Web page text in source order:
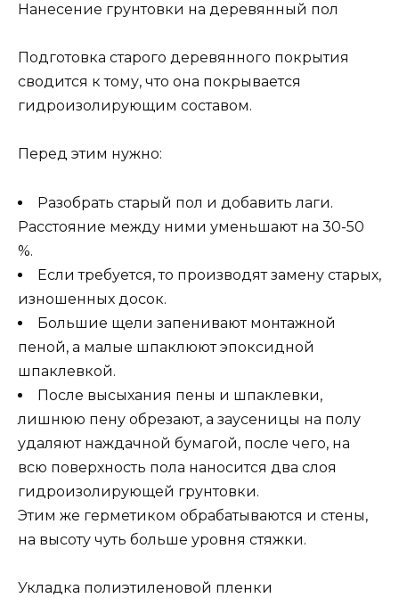
Нанесение грунтовки на деревянный пол
Подготовка старого деревянного покрытия
сводится к тому, что она покрывается
гидроизолирующим составом.
Перед этим нужно:
Разобрать старый пол и добавить лаги.
Расстояние между ними уменьшают на 30-50
%.
Если требуется, то производят замену старых,
изношенных досок.
Большие щели запенивают монтажной
пеной, а малые шпаклюют эпоксидной
шпаклевкой.
После высыхания пены и шпаклевки,
лишнюю пену обрезают, а заусеницы на полу
удаляют наждачной бумагой, после чего, на
всю поверхность пола наносится два слоя
гидроизолирующей грунтовки.
Этим же герметиком обрабатываются и стены,
на высоту чуть больше уровня стяжки.
Укладка полиэтиленовой пленки